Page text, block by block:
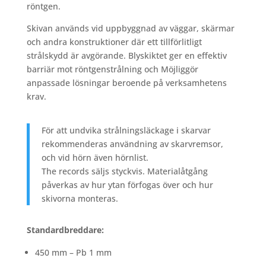
röntgen.
Skivan används vid uppbyggnad av väggar, skärmar
och andra konstruktioner där ett tillförlitligt
strålskydd är avgörande. Blyskiktet ger en effektiv
barriär mot röntgenstrålning och Möjliggör
anpassade lösningar beroende på verksamhetens
krav.
För att undvika strålningsläckage i skarvar
rekommenderas användning av skarvremsor,
och vid hörn även hörnlist.
The records säljs styckvis. Materialåtgång
påverkas av hur ytan förfogas över och hur
skivorna monteras.
Standardbreddare:
450 mm – Pb 1 mm